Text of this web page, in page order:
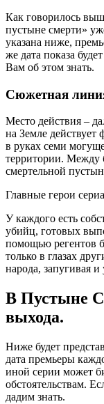
Как говорилось
пустыне смерти»
указана ниже,
же дата показа
Вам об этом знать.
Сюжетная
Место действия –
на Земле действует
в руках семи
территории. Между
смертельной
Главные герои
У каждого есть
убийц, готовых
помощью регентов
только в глазах
народа, запугивая и
В Пустыне
выхода.
Ниже будет
дата премьеры
иной серии может
обстоятельствам.
дадим знать.